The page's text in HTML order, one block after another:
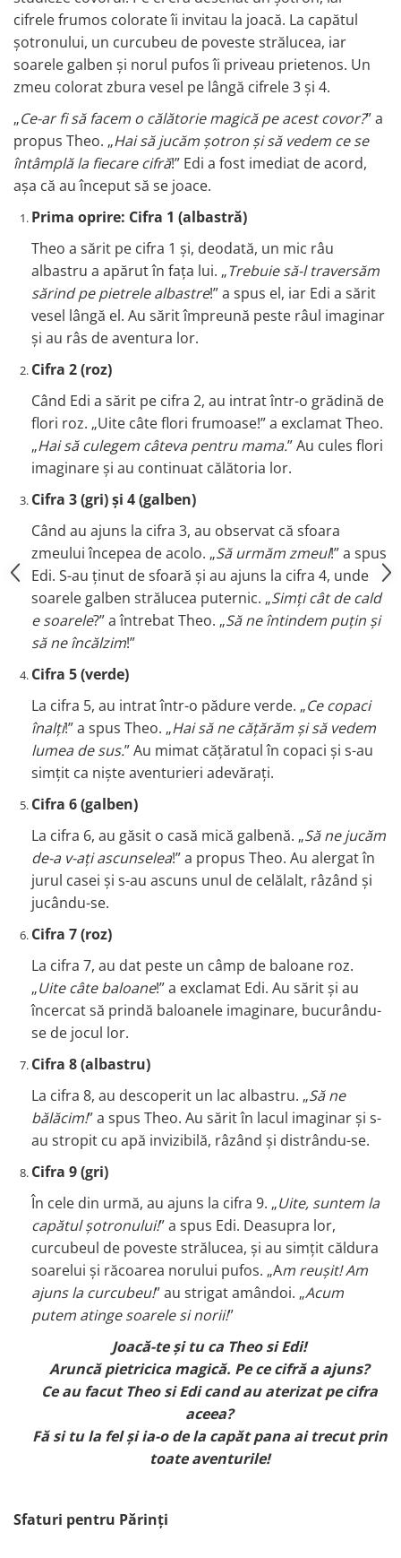
cifrele frumos colorate îi invitau la joacă. La capătul
șotronului, un curcubeu de poveste strălucea, iar
soarele galben și norul pufos îi priveau prietenos. Un
zmeu colorat zbura vesel pe lângă cifrele 3 și 4.
„Ce-ar fi să facem o călătorie magică pe acest covor?” a
propus Theo. „Hai să jucăm șotron și să vedem ce se
întâmplă la fiecare cifră!” Edi a fost imediat de acord,
așa că au început să se joace.
Prima oprire: Cifra 1 (albastră)
Theo a sărit pe cifra 1 și, deodată, un mic râu
albastru a apărut în fața lui. „Trebuie să-l traversăm
sărind pe pietrele albastre!” a spus el, iar Edi a sărit
vesel lângă el. Au sărit împreună peste râul imaginar
și au râs de aventura lor.
Cifra 2 (roz)
Când Edi a sărit pe cifra 2, au intrat într-o grădină de
flori roz. „Uite câte flori frumoase!” a exclamat Theo.
„Hai să culegem câteva pentru mama.” Au cules flori
imaginare și au continuat călătoria lor.
Cifra 3 (gri) și 4 (galben)
Când au ajuns la cifra 3, au observat că sfoara
zmeului începea de acolo. „Să urmăm zmeul!” a spus
Edi. S-au ținut de sfoară și au ajuns la cifra 4, unde
soarele galben strălucea puternic. „Simți cât de cald
e soarele?” a întrebat Theo. „Să ne întindem puțin și
să ne încălzim!”
Cifra 5 (verde)
La cifra 5, au intrat într-o pădure verde. „Ce copaci
înalți!” a spus Theo. „Hai să ne cățărăm și să vedem
lumea de sus.” Au mimat cățăratul în copaci și s-au
simțit ca niște aventurieri adevărați.
Cifra 6 (galben)
La cifra 6, au găsit o casă mică galbenă. „Să ne jucăm
de-a v-ați ascunselea!” a propus Theo. Au alergat în
jurul casei și s-au ascuns unul de celălalt, râzând și
jucându-se.
Cifra 7 (roz)
La cifra 7, au dat peste un câmp de baloane roz.
„Uite câte baloane!” a exclamat Edi. Au sărit și au
încercat să prindă baloanele imaginare, bucurându-
se de jocul lor.
Cifra 8 (albastru)
La cifra 8, au descoperit un lac albastru. „Să ne
bălăcim!” a spus Theo. Au sărit în lacul imaginar și s-
au stropit cu apă invizibilă, râzând și distrându-se.
Cifra 9 (gri)
În cele din urmă, au ajuns la cifra 9. „Uite, suntem la
capătul șotronului!” a spus Edi. Deasupra lor,
curcubeul de poveste strălucea, și au simțit căldura
soarelui și răcoarea norului pufos. „Am reușit! Am
ajuns la curcubeu!” au strigat amândoi. „Acum
putem atinge soarele si norii!”
Joacă-te și tu ca Theo si Edi!
Aruncă pietricica magică. Pe ce cifră a ajuns?
Ce au facut Theo si Edi cand au aterizat pe cifra
aceea?
Fă si tu la fel și ia-o de la capăt pana ai trecut prin
toate aventurile!
Sfaturi pentru Părinți